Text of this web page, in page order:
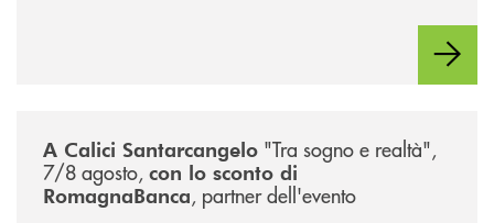
A Calici Santarcangelo "Tra sogno e realtà",
7/8 agosto, con lo sconto di
RomagnaBanca, partner dell'evento